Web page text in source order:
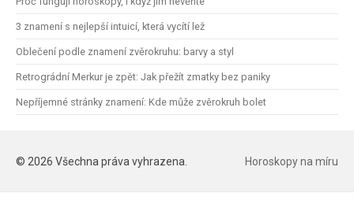
3 znamení s nejlepší intuicí, která vycítí lež
Oblečení podle znamení zvěrokruhu: barvy a styl
Retrográdní Merkur je zpět: Jak přežít zmatky bez paniky
Nepříjemné stránky znamení: Kde může zvěrokruh bolet
© 2026 Všechna práva vyhrazena. Horoskopy na míru